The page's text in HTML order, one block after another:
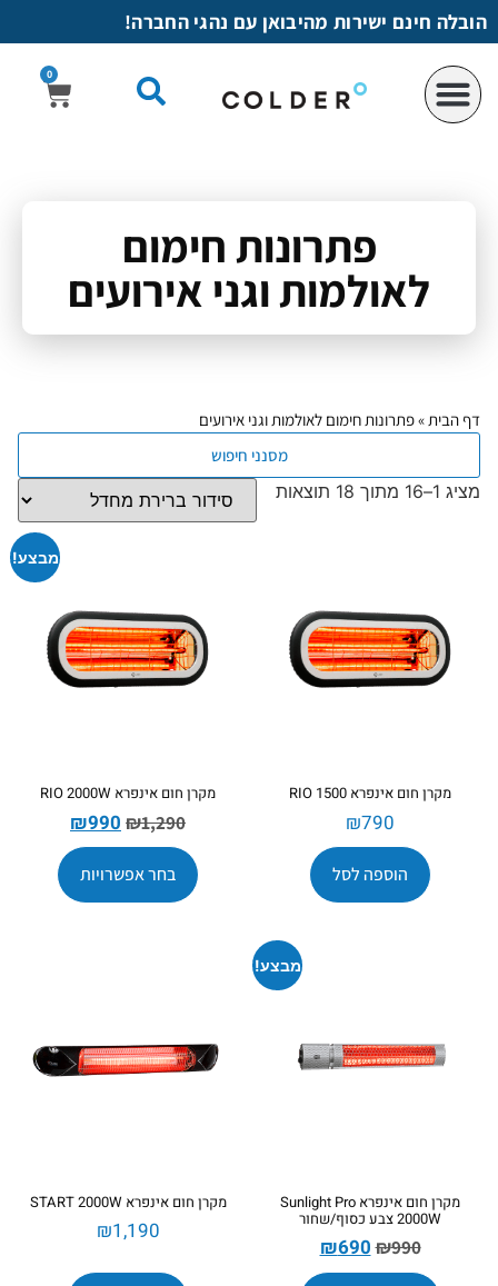
לתוכן
הובלה חינם ישירות מהיבואן עם נהגי החברה!
0
פתרונות חימום
לאולמות וגני אירועים
דף הבית »פתרונות חימום לאולמות וגני אירועים
מסנני חיפוש
מציג 1–16 מתוך 18 תוצאות
מקרן חום אינפרא RIO 1500
₪790
הוספה לסל
מבצע!
מקרן חום אינפרא RIO 2000W
₪1,290
₪990
בחר אפשרויות
מבצע!
מקרן חום אינפרא Sunlight Pro
2000W צבע כסוף/שחור
₪990
₪690
מקרן חום אינפרא START 2000W
₪1,190